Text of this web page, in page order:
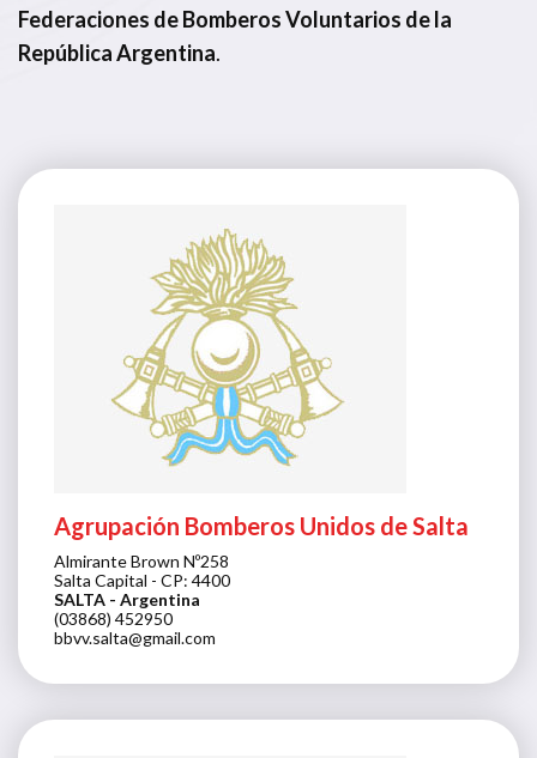
Federaciones de Bomberos Voluntarios de la
República Argentina.
Agrupación Bomberos Unidos de Salta
Almirante Brown Nº258
Salta Capital - CP: 4400
SALTA - Argentina
(03868) 452950
bbvv.salta@gmail.com